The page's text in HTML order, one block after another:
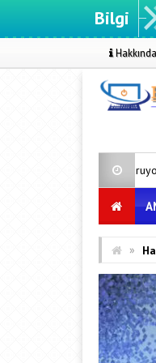
Bilgi
Hakkında
Kia EV2
»